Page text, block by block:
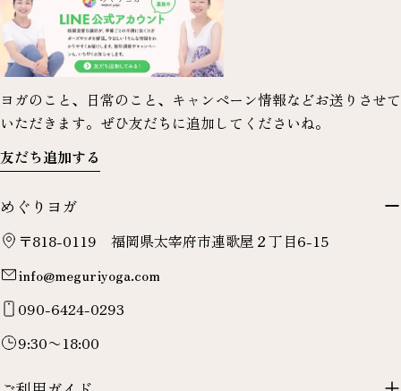
ヨガのこと、日常のこと、キャンペーン情報などお送りさせて
いただきます。ぜひ友だちに追加してくださいね。
友だち追加する
めぐりヨガ
〒818-0119 福岡県太宰府市連歌屋２丁目6-15
info@meguriyoga.com
090-6424-0293
9:30〜18:00